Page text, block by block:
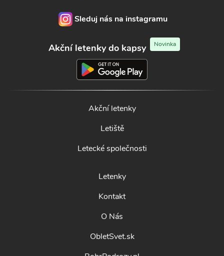
Sleduj nás na instagramu
Akční letenky do kapsy Novinka
Akční letenky
Letiště
Letecké společnosti
Letenky
Kontakt
O Nás
ObletSvet.sk